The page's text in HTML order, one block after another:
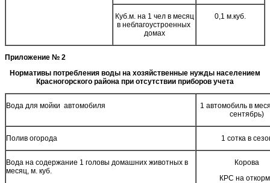
Куб.м. на 1 чел в месяц
в неблагоустроенных
домах
0,1 м.куб.
Приложение № 2
Нормативы потребления воды на хозяйственные нужды населением
Красногорского района при отсутствии приборов учета
Вода для мойки автомобиля
1 автомобиль в
сентябрь)
Полив огорода 1 сотка в
Вода на содержание 1 головы домашних животных в
месяц, м. куб.
Корова
КРС на